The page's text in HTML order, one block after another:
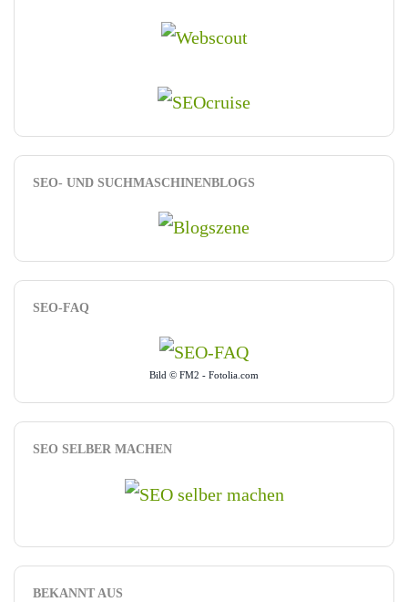
SEO- UND SUCHMASCHINENBLOGS
SEO-FAQ
Bild © FM2 - Fotolia.com
SEO SELBER MACHEN
BEKANNT AUS